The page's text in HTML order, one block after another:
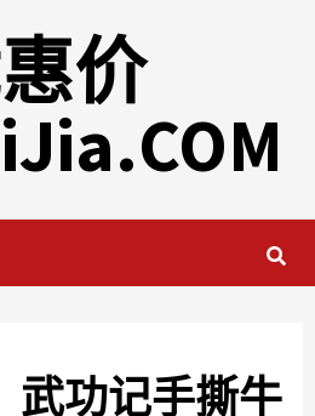
价
武功记手撕牛